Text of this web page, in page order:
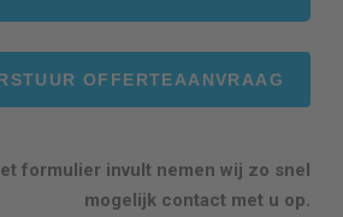
formulier invult nemen wij zo snel
mogelijk contact met u op.